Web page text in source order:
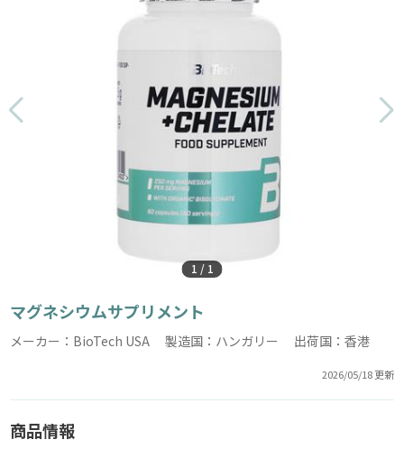
1 / 1
マグネシウムサプリメント
メーカー：BioTech USA 製造国：ハンガリー 出荷国：香港
2026/05/18 更新
商品情報